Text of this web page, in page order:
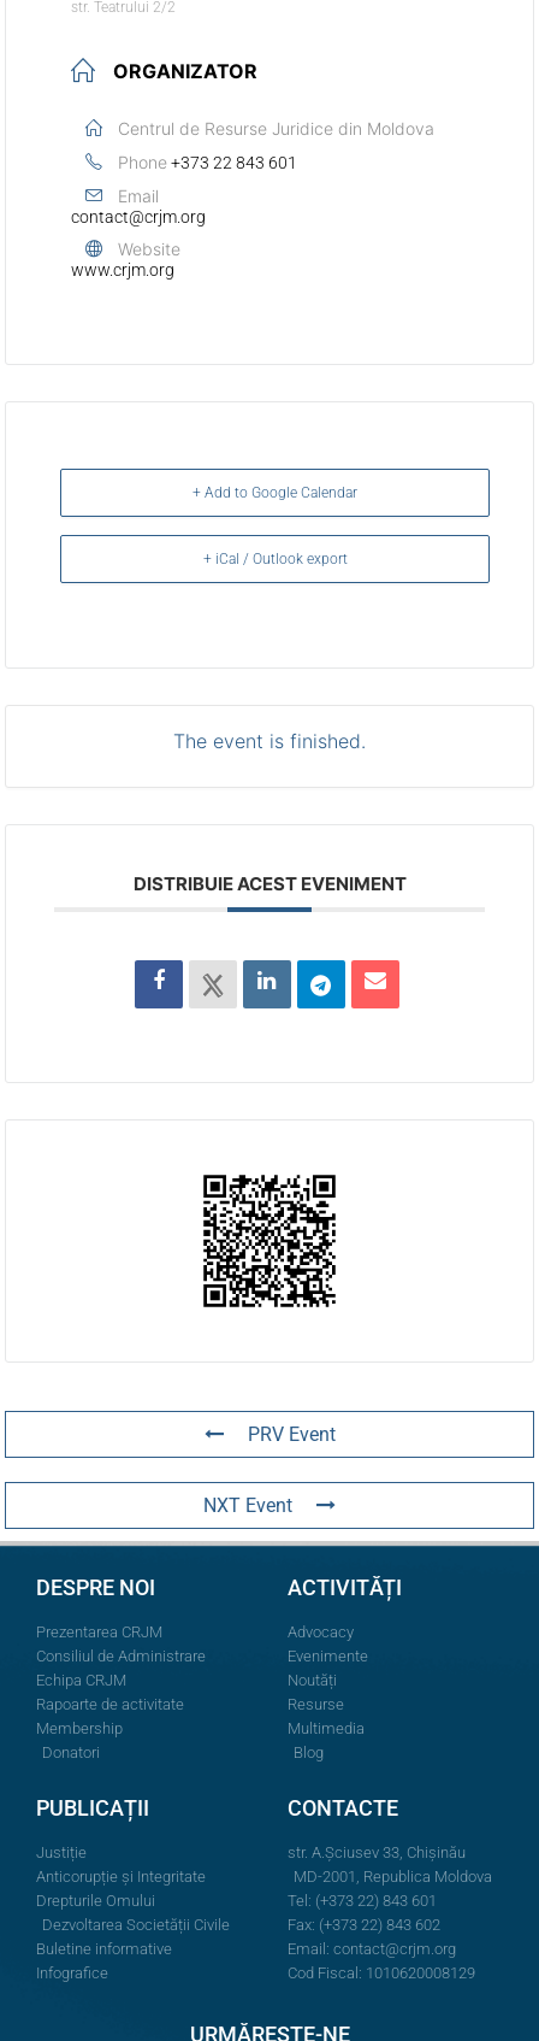
str. Teatrului 2/2
ORGANIZATOR
Centrul de Resurse Juridice din Moldova
Phone +373 22 843 601
Email
contact@crjm.org
Website
www.crjm.org
+ Add to Google Calendar
+ iCal / Outlook export
The event is finished.
DISTRIBUIE ACEST EVENIMENT
PRV Event
NXT Event
DESPRE NOI
Prezentarea CRJM
Consiliul de Administrare
Echipa CRJM
Rapoarte de activitate
Membership
Donatori
ACTIVITĂȚI
Advocacy
Evenimente
Noutăți
Resurse
Multimedia
Blog
PUBLICAȚII
Justiție
Anticorupție și Integritate
Drepturile Omului
Dezvoltarea Societății Civile
Buletine informative
Infografice
CONTACTE
str. A.Şciusev 33, Chișinău
MD-2001, Republica Moldova
Tel: (+373 22) 843 601
Fax: (+373 22) 843 602
Email: contact@crjm.org
Cod Fiscal: 1010620008129
URMĂREȘTE-NE